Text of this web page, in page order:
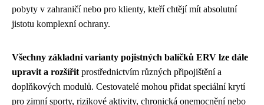
pobyty v zahraničí nebo pro klienty, kteří chtějí mít absolutní
jistotu komplexní ochrany.
Všechny základní varianty pojistných balíčků ERV lze dále
upravit a rozšířit prostřednictvím různých připojištění a
doplňkových modulů. Cestovatelé mohou přidat speciální krytí
pro zimní sporty, rizikové aktivity, chronická onemocnění nebo